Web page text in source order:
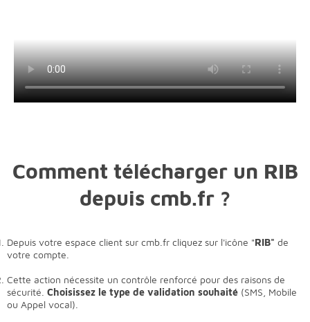
Comment télécharger un RIB
depuis cmb.fr ?
Depuis votre espace client sur cmb.fr cliquez sur l'icône "RIB" de
votre compte.
Cette action nécessite un contrôle renforcé pour des raisons de
sécurité. Choisissez le type de validation souhaité (SMS, Mobile
ou Appel vocal).